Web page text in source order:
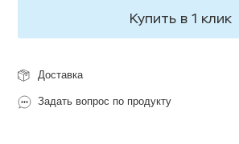
Купить в 1 клик
Доставка
Задать вопрос по продукту